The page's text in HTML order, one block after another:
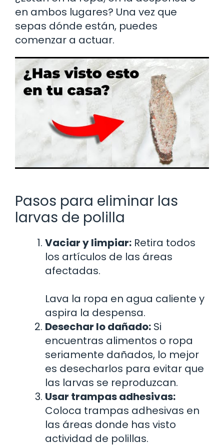
en ambos lugares? Una vez que
sepas dónde están, puedes
comenzar a actuar.
Pasos para eliminar las
larvas de polilla
Vaciar y limpiar: Retira todos
los artículos de las áreas
afectadas.
Lava la ropa en agua caliente y
aspira la despensa.
Desechar lo dañado: Si
encuentras alimentos o ropa
seriamente dañados, lo mejor
es desecharlos para evitar que
las larvas se reproduzcan.
Usar trampas adhesivas:
Coloca trampas adhesivas en
las áreas donde has visto
actividad de polillas.